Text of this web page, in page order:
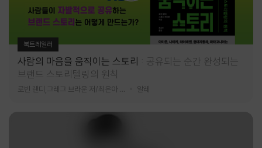
북트레일러
사람의 마음을 움직이는 스토리
공유되는 순간 완성되는
브랜드 스토리텔링의 원칙
알레